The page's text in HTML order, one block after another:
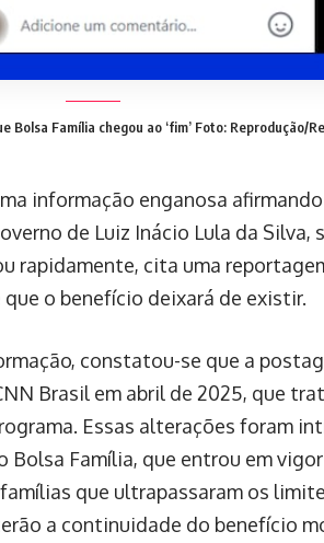
Bolsa Família chegou ao ‘fim’ Foto: Reprodução/
informação enganosa
de Luiz Inácio Lula da Silva,
rapidamente, cita uma
o benefício deixará de existir.
constatou-se que a
Brasil em abril de 2025, que
Essas alterações foram
Bolsa Família, que entrou em
que ultrapassaram os
a continuidade do benefício